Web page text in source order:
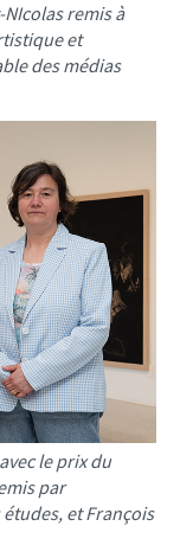
remis à
et
des médias
le prix du
par
et François